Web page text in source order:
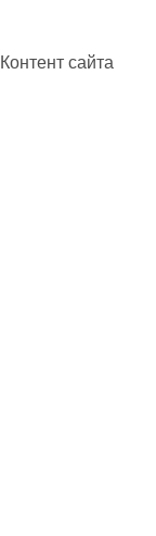
Контент сайта